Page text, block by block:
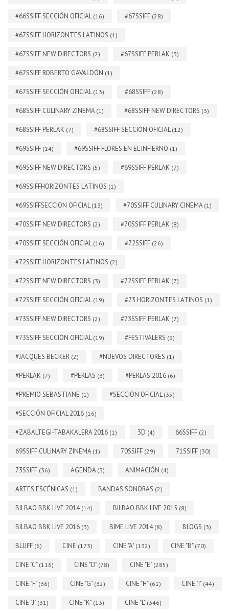
#66SSIFF SECCIÓN OFICIAL(16) #67SSIFF (28)
#67SSIFF HORIZONTES LATINOS (1)
#67SSIFF NEW DIRECTORS (2) #67SSIFF PERLAK (3)
#67SSIFF ROBERTO GAVALDÓN (1)
#67SSIFF SECCIÓN OFICIAL(13) #68SSIFF (28)
#68SSIFF CULINARY ZINEMA (1) #68SSIFF NEW DIRECTORS (3)
#68SSIFF PERLAK (7) #68SSIFF SECCIÓN OFICIAL(12)
#69SSIFF (14) #69SSIFF FLORES EN EL INFIERNO (1)
#69SSIFF NEW DIRECTORS (5) #69SSIFF PERLAK (7)
#69SSIFFHORIZONTES LATINOS (1)
#69SSIFFSECCION OFICIAL(13) #70SSIFF CULINARY CINEMA (1)
#70SSIFF NEW DIRECTORS (2) #70SSIFF PERLAK (8)
#70SSIFF SECCIÓN OFICIAL(16) #72SSIFF (26)
#72SSIFF HORIZONTES LATINOS (2)
#72SSIFF NEW DIRECTORS (3) #72SSIFF PERLAK (7)
#72SSIFF SECCIÓN OFICIAL(19) #73 HORIZONTES LATINOS (1)
#73SSIFF NEW DIRECTORS (2) #73SSIFF PERLAK (7)
#73SSIFF SECCIÓN OFICIAL(19) #FESTIVALERS (9)
#JACQUES BECKER (2) #NUEVOS DIRECTORES (1)
#PERLAK (7) #PERLAS (3) #PERLAS 2016 (6)
#PREMIO SEBASTIANE (1) #SECCIÓN OFICIAL(35)
#SECCIÓN OFICIAL 2016 (16)
#ZABALTEGI-TABAKALERA 2016 (1) 3D (4) 66SSIFF (2)
69SSIFF CULINARY ZINEMA (1) 70SSIFF (29) 71SSIFF (30)
73SSIFF (36) AGENDA (3) ANIMACIÓN (4)
ARTES ESCÉNICAS (1) BANDAS SONORAS (2)
BILBAO BBK LIVE 2014 (14) BILBAO BBK LIVE 2015 (8)
BILBAO BBK LIVE 2016 (3) BIME LIVE 2014 (8) BLOGS (3)
BLUFF (6) CINE (173) CINE "A" (132) CINE "B" (70)
CINE "C" (116) CINE "D" (78) CINE "E" (285)
CINE "F" (36) CINE "G" (32) CINE "H" (61) CINE "I" (44)
CINE "J" (31) CINE "K" (13) CINE "L" (346)